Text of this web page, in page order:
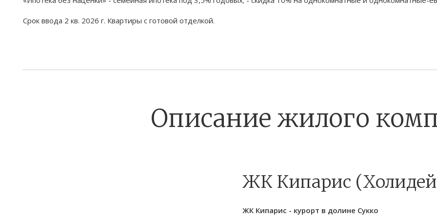
Срок ввода 2 кв. 2026 г. Квартиры с готовой отделкой.
Описание жилого
ЖК Кипарис
ЖК Кипарис - курорт в долине Сукко